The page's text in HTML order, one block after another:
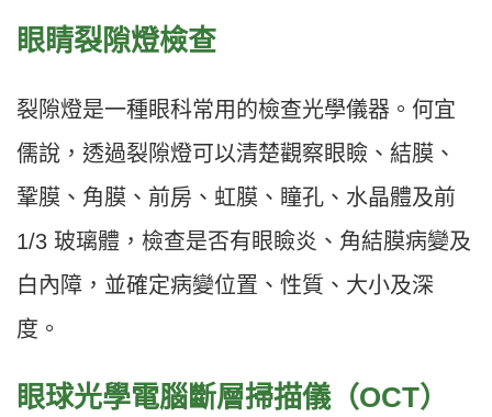
眼睛裂隙燈檢查
裂隙燈是一種眼科常用的檢查光學儀器。何宜
儒說，透過裂隙燈可以清楚觀察眼瞼、結膜、
鞏膜、角膜、前房、虹膜、瞳孔、水晶體及前
1/3 玻璃體，檢查是否有眼瞼炎、角結膜病變及
白內障，並確定病變位置、性質、大小及深
度。
眼球光學電腦斷層掃描儀（OCT）